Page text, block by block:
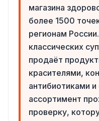
магазина
более 1500
регионам
классических
продаёт
красителями,
антибиотиками
ассортимент
проверку,